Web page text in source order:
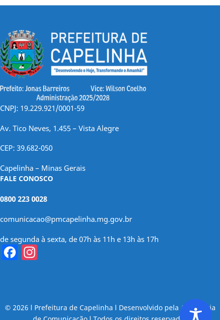
CNPJ: 19.229.921/0001-59
Av. Tico Neves, 1.455 – Vista Alegre
CEP: 39.682-050
Capelinha – Minas Gerais
FALE CONOSCO
0800 223 0028
comunicacao@pmcapelinha.mg.gov.br
de segunda à sexta, de 07h às 11h e 13h às 17h
Facebook
© 2026 l Prefeitura de Capelinha l Desenvolvido pela Assessoria